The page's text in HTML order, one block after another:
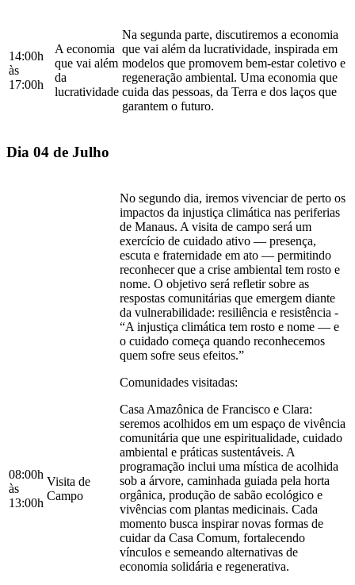
14:00h
às
17:00h
A economia
que vai além
da
lucratividade
Na segunda parte, discutiremos a economia
que vai além da lucratividade, inspirada em
modelos que promovem bem-estar coletivo e
regeneração ambiental. Uma economia que
cuida das pessoas, da Terra e dos laços que
garantem o futuro.
Dia 04 de Julho
08:00h
às
13:00h
Visita de
Campo
No segundo dia, iremos vivenciar de perto os
impactos da injustiça climática nas periferias
de Manaus. A visita de campo será um
exercício de cuidado ativo — presença,
escuta e fraternidade em ato — permitindo
reconhecer que a crise ambiental tem rosto e
nome. O objetivo será refletir sobre as
respostas comunitárias que emergem diante
da vulnerabilidade: resiliência e resistência -
“A injustiça climática tem rosto e nome — e
o cuidado começa quando reconhecemos
quem sofre seus efeitos.”
Comunidades visitadas:
Casa Amazônica de Francisco e Clara:
seremos acolhidos em um espaço de vivência
comunitária que une espiritualidade, cuidado
ambiental e práticas sustentáveis. A
programação inclui uma mística de acolhida
sob a árvore, caminhada guiada pela horta
orgânica, produção de sabão ecológico e
vivências com plantas medicinais. Cada
momento busca inspirar novas formas de
cuidar da Casa Comum, fortalecendo
vínculos e semeando alternativas de
economia solidária e regenerativa.